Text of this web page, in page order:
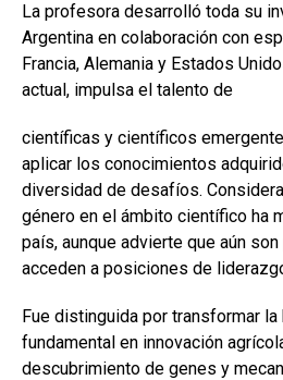
La profesora desarrolló toda su
Argentina en colaboración con
Francia, Alemania y Estados
actual, impulsa el talento de
científicas y científicos
aplicar los conocimientos
diversidad de desafíos.
género en el ámbito científico ha
país, aunque advierte que aún
acceden a posiciones de
Fue distinguida por transformar
fundamental en innovación
descubrimiento de genes y